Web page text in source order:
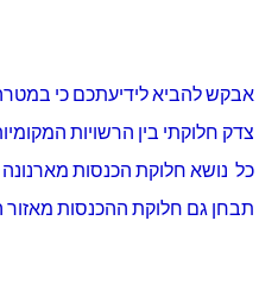
אבקש להביא לידיעתכם כי
צדק חלוקתי בין הרשויות
כל נושא חלוקת הכנסות מארנונה
תבחן גם חלוקת ההכנסות מאזור